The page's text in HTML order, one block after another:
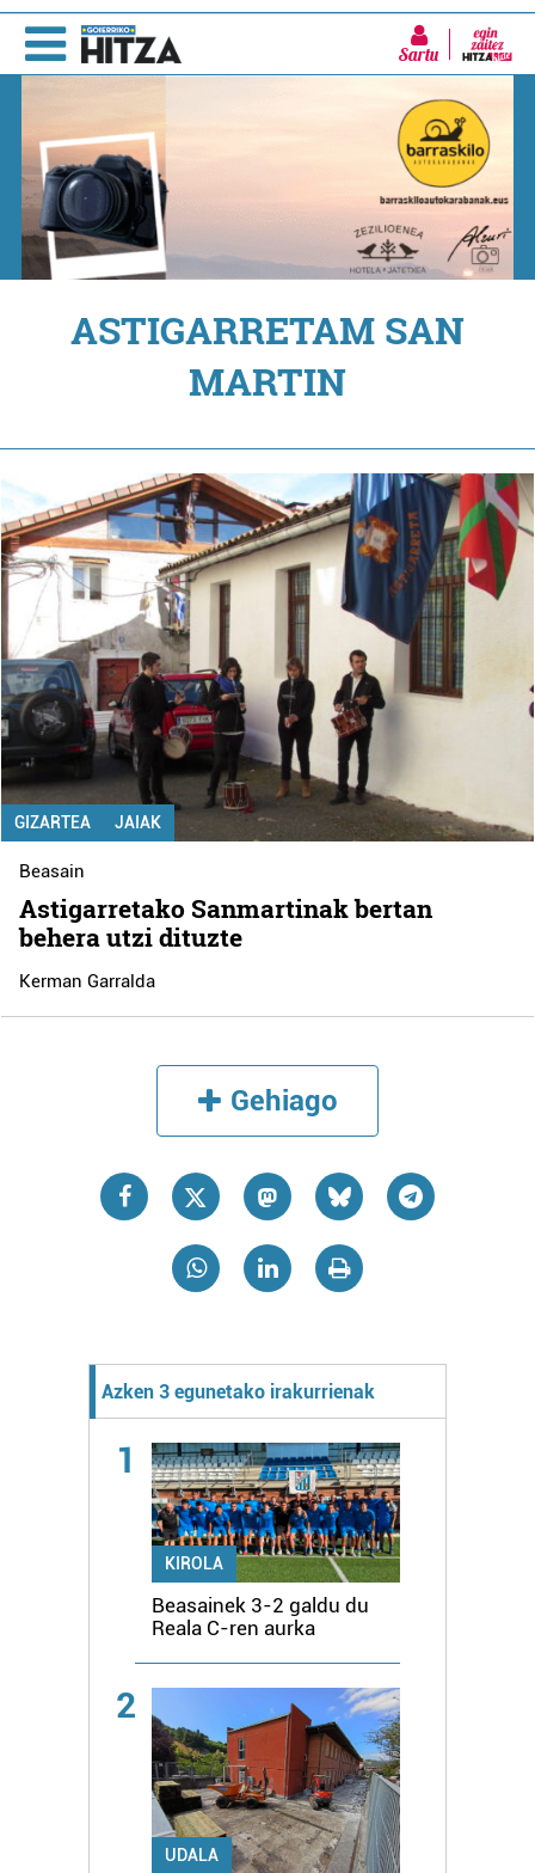
Sartu
ASTIGARRETAM SAN
MARTIN
GIZARTEA JAIAK
Beasain
Astigarretako Sanmartinak bertan
behera utzi dituzte
Kerman Garralda
Gehiago
Azken 3 egunetako irakurrienak
1
KIROLA
Beasainek 3-2 galdu du
Reala C-ren aurka
2
UDALA